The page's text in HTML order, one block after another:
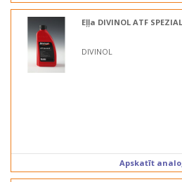
Eļļa DIVINOL ATF
DIVINOL
Apskatīt